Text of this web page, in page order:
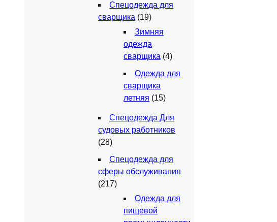
Спецодежда для
сварщика (19)
Зимняя
одежда
сварщика (4)
Одежда для
сварщика
летняя (15)
Спецодежда Для
судовых работников
(28)
Спецодежда для
сферы обслуживания
(217)
Одежда для
пищевой